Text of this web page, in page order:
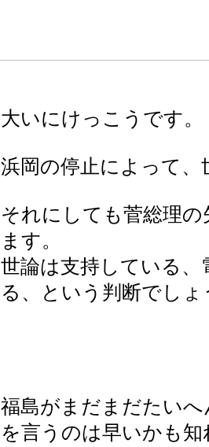
大いにけっこうです。
浜岡の停止によって
それにしても菅総理
ます。
世論は支持している
る、という判断でしょ
福島がまだまだたい
を言うのは早いかも